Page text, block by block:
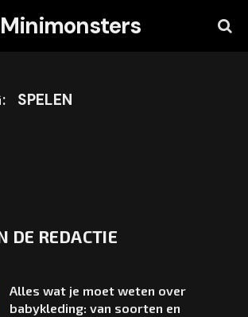
Minimonsters
SPELEN
DE REDACTIE
Alles wat je moet weten over
babykleding: van soorten en